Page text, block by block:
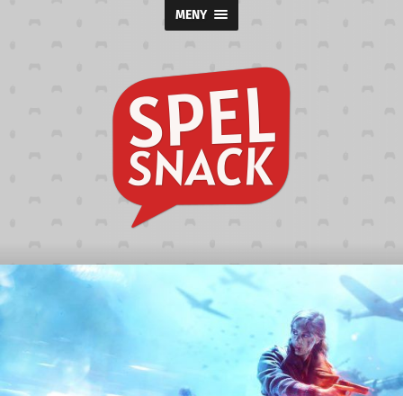
MENY
Spelsnack